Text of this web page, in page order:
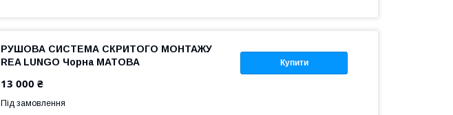
Купити
РУШОВА СИСТЕМА СКРИТОГО МОНТАЖУ
REA LUNGO Чорна МАТОВА
13 000 ₴
Під замовлення